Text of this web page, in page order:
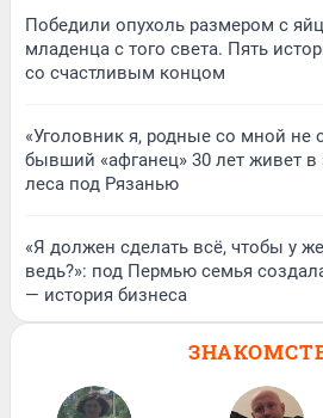
Победили опухоль размером с
младенца с того света. Пять
со счастливым концом
«Уголовник я, родные со мной не
бывший «афганец» 30 лет живет
леса под Рязанью
«Я должен сделать всё, чтобы у
ведь?»: под Пермью семья
— история бизнеса